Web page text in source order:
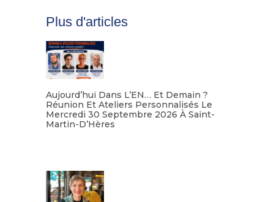
Plus d'articles
Aujourd’hui Dans L’EN… Et Demain ?
Réunion Et Ateliers Personnalisés Le
Mercredi 30 Septembre 2026 À Saint-
Martin-D’Hères